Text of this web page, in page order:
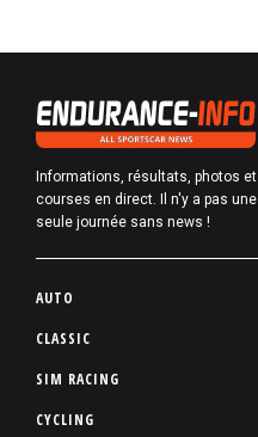
Informations, résultats, photos et
courses en direct. Il n'y a pas une
seule journée sans news !
P
d
d
AUTO
CLASSIC
SIM RACING
CYCLING